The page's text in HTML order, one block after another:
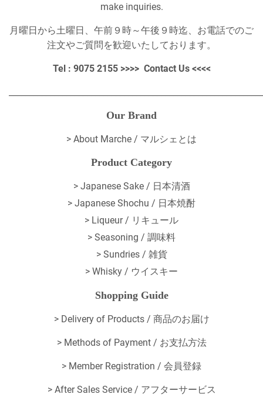
make inquiries.
月曜日から土曜日、午前９時～午後９時迄、お電話でのご
注文やご質問を歓迎いたしております。
Tel : 9075 2155 >>>> Contact Us<<<<
Our Brand
> About Marche / マルシェとは
Product Category
> Japanese Sake / 日本清酒
> Japanese Shochu / 日本焼酎
> Liqueur / リキュール
> Seasoning / 調味料
> Sundries / 雑貨
> Whisky / ウイスキー
Shopping Guide
> Delivery of Products / 商品のお届け
> Methods of Payment / お支払方法
> Member Registration / 会員登録
> After Sales Service / アフターサービス